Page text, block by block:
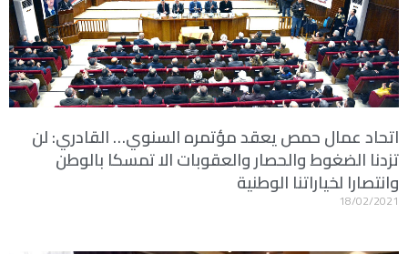
اتحاد عمال حمص يعقد مؤتمره السنوي… القادري: لن
تزدنا الضغوط والحصار والعقوبات الا تمسكا بالوطن
وانتصارا لخياراتنا الوطنية
18/02/2021